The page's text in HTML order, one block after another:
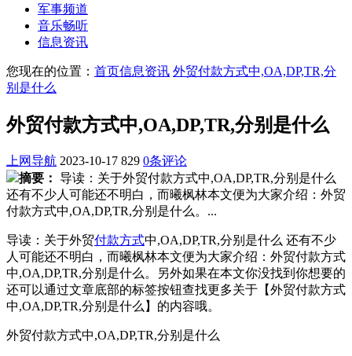
军事频道
音乐畅听
信息资讯
您现在的位置： 首页信息资讯 外贸付款方式中,OA,DP,TR,分
别是什么
外贸付款方式中,OA,DP,TR,分别是什么
上网导航 2023-10-17 829 0条评论
摘要： 导读：关于外贸付款方式中,OA,DP,TR,分别是什么
还有不少人可能还不明白，而曦枫林本文便为大家介绍：外贸
付款方式中,OA,DP,TR,分别是什么。...
导读：关于外贸付款方式中,OA,DP,TR,分别是什么 还有不少
人可能还不明白，而曦枫林本文便为大家介绍：外贸付款方式
中,OA,DP,TR,分别是什么。另外如果在本文你没找到你想要的
还可以通过文章底部的标签按钮查找更多关于【外贸付款方式
中,OA,DP,TR,分别是什么】的内容哦。
外贸付款方式中,OA,DP,TR,分别是什么